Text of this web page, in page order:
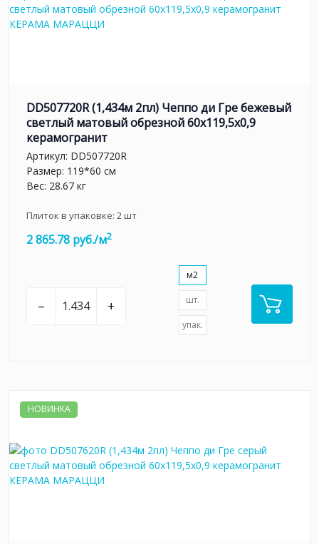
DD507720R (1,434м 2пл) Чеппо ди Гре бежевый
светлый матовый обрезной 60x119,5x0,9
керамогранит
Артикул: DD507720R
Размер: 119*60 см
Вес: 28.67 кг
Плиток в упаковке: 2шт
2 865.78 руб./м2
– +
м2
шт.
упак.
НОВИНКА